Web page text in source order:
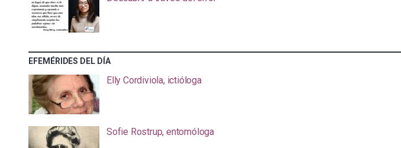
EFEMÉRIDES DEL DÍA
Elly Cordiviola, ictióloga
Sofie Rostrup, entomóloga